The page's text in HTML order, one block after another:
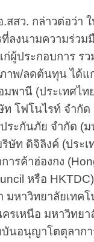
ว. กล่าวต่อว่า ใ
ลงนามความร่วม
ก่ผู้ประกอบการ ร
าพ/ลดต้นทุน ได้แ
พานี (ประเทศไท
ท โฟโนไรท์ จำกั
ะกันภัย จำกัด (ม
ริษัท ดิจิลิงค์ (ประ
ารค้าฮ่องกง
หรือ
หาวิทยาลัยเทคโ
รเหนือ มหาวิทย
นอนุญาโตตุลาก